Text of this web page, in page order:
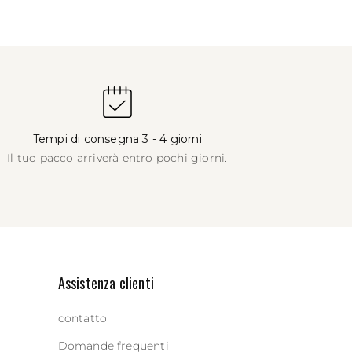
Tempi di consegna 3 - 4 giorni
Il tuo pacco arriverà entro pochi giorni.
Assistenza clienti
contatto
Domande frequenti